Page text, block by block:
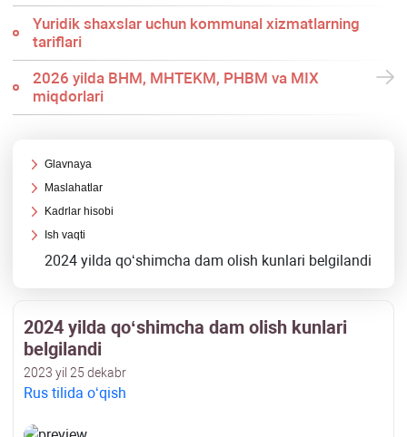
Yuridik shaхslar uchun kommunal хizmatlarning
tariflari
2026 yilda BHM, MHTEKM, PHBM va MIX
miqdorlari
Glavnaya
Maslahatlar
Kadrlar hisobi
Ish vaqti
2024 yilda qoʻshimcha dam olish kunlari belgilandi
2024 yilda qoʻshimcha dam olish kunlari
belgilandi
2023 yil 25 dekabr
Rus tilida oʻqish